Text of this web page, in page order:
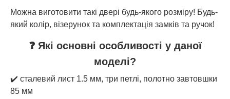
Можна виготовити такі двері будь-якого розміру! Будь-
який колір, візерунок та комплектація замків та ручок!
❓ Які основні особливості у даної
моделі?
✔️ сталевий лист 1.5 мм, три петлі, полотно завтовшки
85 мм